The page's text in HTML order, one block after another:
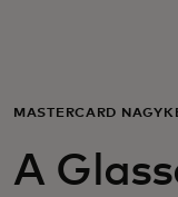
A világért
MASTERCARD
A